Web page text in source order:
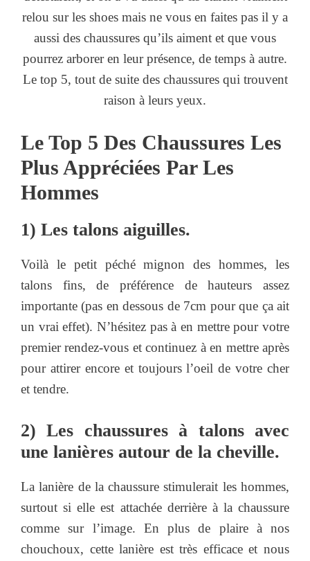
relou sur les shoes mais ne vous en faites pas il y a
aussi des chaussures qu’ils aiment et que vous
pourrez arborer en leur présence, de temps à autre.
Le top 5, tout de suite des chaussures qui trouvent
raison à leurs yeux.
Le Top 5 Des Chaussures Les
Plus Appréciées Par Les
Hommes
1) Les talons aiguilles.
Voilà le petit péché mignon des hommes, les
talons fins, de préférence de hauteurs assez
importante (pas en dessous de 7cm pour que ça ait
un vrai effet). N’hésitez pas à en mettre pour votre
premier rendez-vous et continuez à en mettre après
pour attirer encore et toujours l’oeil de votre cher
et tendre.
2) Les chaussures à talons avec
une lanières autour de la cheville.
La lanière de la chaussure stimulerait les hommes,
surtout si elle est attachée derrière à la chaussure
comme sur l’image. En plus de plaire à nos
chouchoux, cette lanière est très efficace et nous